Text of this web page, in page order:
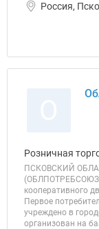
Россия,
Розничная
ПСКОВСКИЙ
(ОБЛПОТРЕБСОЮЗ)
кооперативного
Первое
учреждено в
организован на